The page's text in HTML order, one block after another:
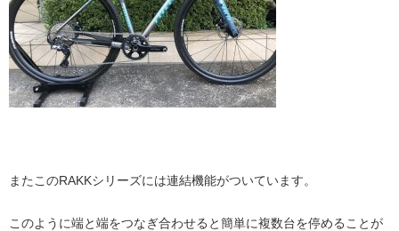
またこのRAKKシリーズには連結機能がついています。
このように端と端をつなぎ合わせると簡単に複数台を停めることが